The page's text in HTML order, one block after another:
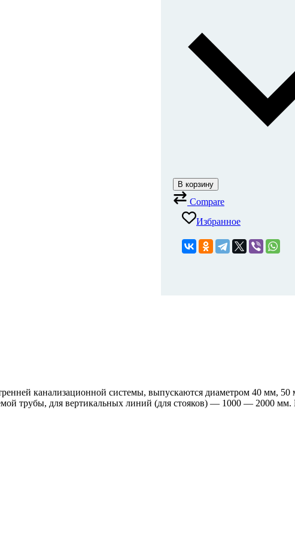
В корзину
Compare
Избранное
канализационной системы, выпускаются диаметром 40 мм,
трубы, для вертикальных линий (для стояков) — 1000 — 2000